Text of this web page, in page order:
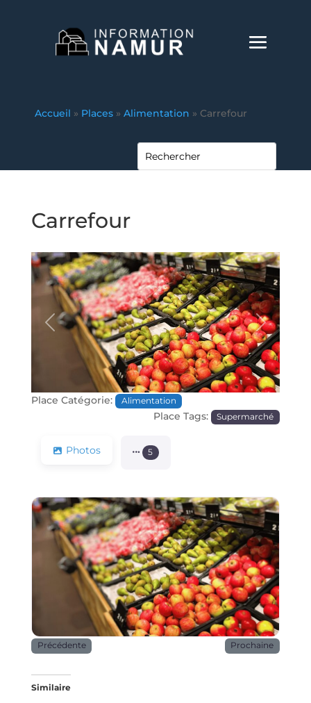
Accueil » Places » Alimentation » Carrefour
Carrefour
Précédente Prochaine
Place Catégorie: Alimentation
Place Tags: Supermarché
Photos 5
Précédente Prochaine
Similaire